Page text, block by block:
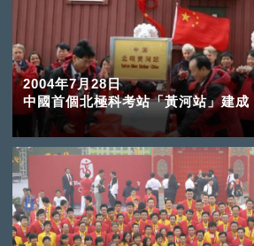
2004年7月28日
中國首個北極科考站「黃河站」建成